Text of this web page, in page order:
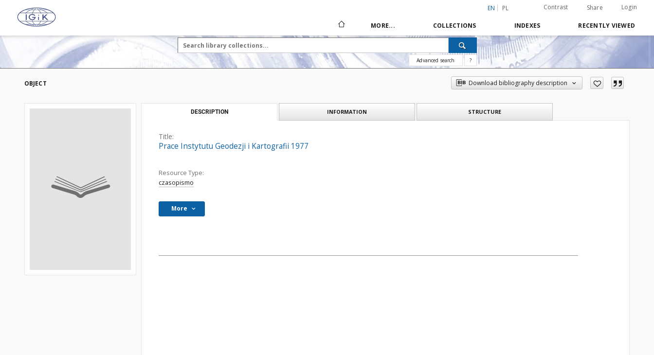
EN PL Contrast Share Login
MORE... COLLECTIONS INDEXES RECENTLY VIEWED
Advanced search ?
OBJECT Download bibliography description
DESCRIPTION INFORMATION STRUCTURE
Title:
Prace Instytutu Geodezji i Kartografii 1977
Resource Type:
czasopismo
More